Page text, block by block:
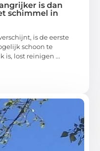
is dan
schimmel in
is de eerste
schoon te
is, lost reinigen ...